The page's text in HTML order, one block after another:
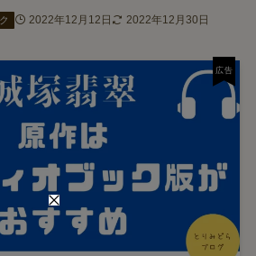
2022年12月12日 2022年12月30日